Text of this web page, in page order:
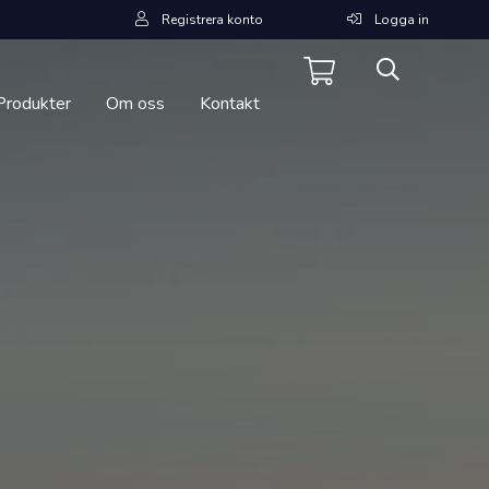
Registrera konto Logga in
Om oss Kontakt